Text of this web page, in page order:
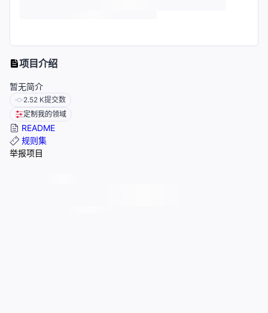
项目介绍
暂无简介
2.52 K提交数
定制我的领域
README
规则集
举报项目